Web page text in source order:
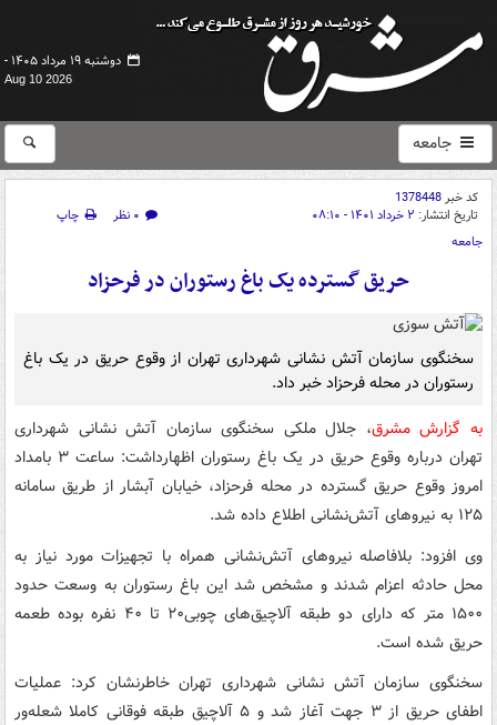
دوشنبه ۱۹ مرداد ۱۴۰۵ -
Aug 10 2026
جامعه
کد خبر1378448
تاریخ انتشار: ۲ خرداد ۱۴۰۱ - ۰۸:۱۰ ۰ نظر
چاپ
جامعه
حریق گسترده یک باغ رستوران در فرحزاد
سخنگوی سازمان آتش نشانی شهرداری تهران از وقوع حریق در یک باغ
رستوران در محله فرحزاد خبر داد.
به گزارش مشرق، جلال ملکی سخنگوی سازمان آتش نشانی شهرداری
تهران درباره وقوع حریق در یک باغ رستوران اظهارداشت: ساعت ۳ بامداد
امروز وقوع حریق گسترده در محله فرحزاد، خیابان آبشار از طریق سامانه
۱۲۵ به نیروهای آتش‌نشانی اطلاع داده شد.
وی افزود: بلافاصله نیروهای آتش‌نشانی همراه با تجهیزات مورد نیاز به
محل حادثه اعزام شدند و مشخص شد این باغ رستوران به وسعت حدود
۱۵۰۰ متر که دارای دو طبقه آلاچیق‌های چوبی۲۰ تا ۴۰ نفره بوده طعمه
حریق شده است.
سخنگوی سازمان آتش نشانی شهرداری تهران خاطرنشان کرد: عملیات
اطفای حریق از ۳ جهت آغاز شد و ۵ آلاچیق طبقه فوقانی کاملا شعله‌ور